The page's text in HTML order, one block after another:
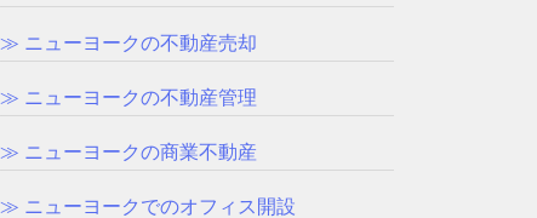
≫ ニューヨークの不動産売却
≫ ニューヨークの不動産管理
≫ ニューヨークの商業不動産
≫ ニューヨークでのオフィス開設